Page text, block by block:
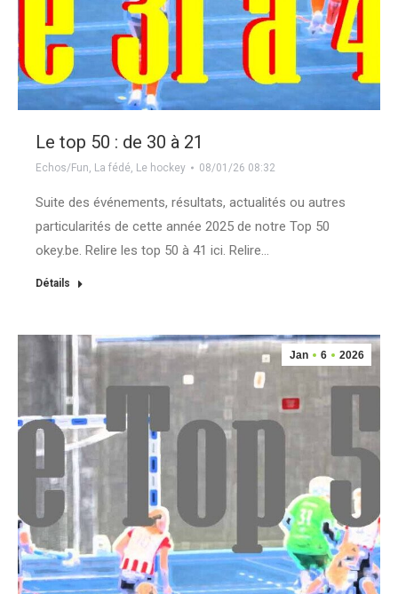
Le top 50 : de 30 à 21
Echos/Fun, La fédé, Le hockey 08/01/26 08:32
Suite des événements, résultats, actualités ou autres
particularités de cette année 2025 de notre Top 50
okey.be. Relire les top 50 à 41 ici. Relire…
Détails
Jan 6 2026